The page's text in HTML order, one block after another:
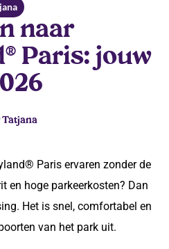
naar
Paris: jouw
Tatjana
Paris ervaren zonder de
en hoge parkeerkosten? Dan
Het is snel, comfortabel en
van het park uit.